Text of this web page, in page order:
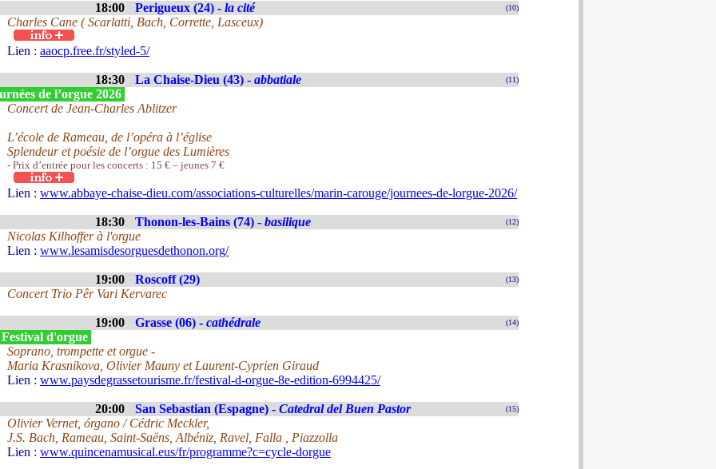
18:00 Perigueux (24) - la cité (10)
Charles Cane ( Scarlatti, Bach, Corrette, Lasceux)
Lien : aaocp.free.fr/styled-5/
18:30 La Chaise-Dieu (43) - abbatiale (11)
de l’orgue 2026
Concert de Jean-Charles Ablitzer
L’école de Rameau, de l’opéra à l’église
Splendeur et poésie de l’orgue des Lumières
- Prix d’entrée pour les concerts : 15 € – jeunes 7 €
Lien : www.abbaye-chaise-dieu.com/associations-culturelles/marin-carouge/journees-de-lorgue-2026/
18:30 Thonon-les-Bains (74) - basilique (12)
Nicolas Kilhoffer à l'orgue
Lien : www.lesamisdesorguesdethonon.org/
19:00 Roscoff (29) (13)
Concert Trio Pêr Vari Kervarec
19:00 Grasse (06) - cathédrale (14)
d'orgue
Soprano, trompette et orgue -
Maria Krasnikova, Olivier Mauny et Laurent-Cyprien Giraud
Lien : www.paysdegrassetourisme.fr/festival-d-orgue-8e-edition-6994425/
20:00 San Sebastian (Espagne) - Catedral del Buen Pastor (15)
Olivier Vernet, órgano / Cédric Meckler,
J.S. Bach, Rameau, Saint-Saëns, Albéniz, Ravel, Falla , Piazzolla
Lien : www.quincenamusical.eus/fr/programme?c=cycle-dorgue